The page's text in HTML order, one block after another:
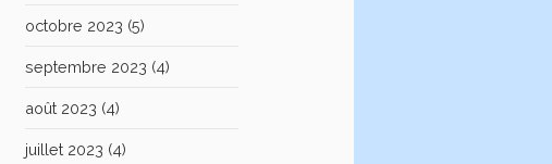
octobre 2023 (5)
septembre 2023 (4)
août 2023 (4)
juillet 2023 (4)